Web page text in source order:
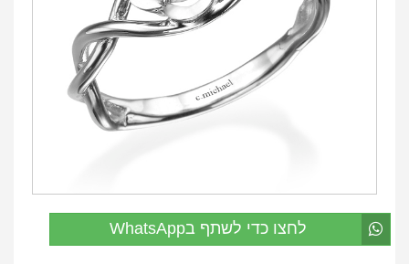
לחצו כדי לשתף בWhatsApp